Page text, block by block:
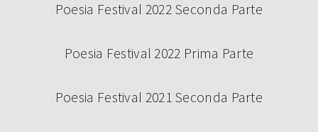
Poesia Festival 2022 Seconda Parte
Poesia Festival 2022 Prima Parte
Poesia Festival 2021 Seconda Parte